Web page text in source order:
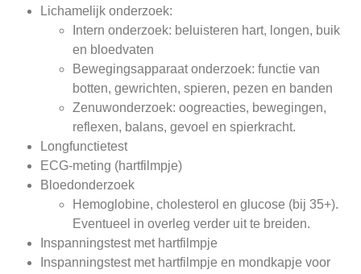
Lichamelijk onderzoek:
Intern onderzoek: beluisteren hart, longen, buik
en bloedvaten
Bewegingsapparaat onderzoek: functie van
botten, gewrichten, spieren, pezen en banden
Zenuwonderzoek: oogreacties, bewegingen,
reflexen, balans, gevoel en spierkracht.
Longfunctietest
ECG-meting (hartfilmpje)
Bloedonderzoek
Hemoglobine, cholesterol en glucose (bij 35+).
Eventueel in overleg verder uit te breiden.
Inspanningstest met hartfilmpje
Inspanningstest met hartfilmpje en mondkapje voor